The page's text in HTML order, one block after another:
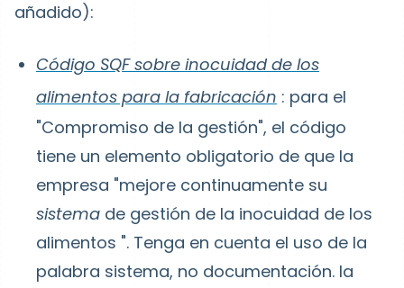
añadido):
Código SQF sobre inocuidad de los
alimentos para la fabricación : para el
"Compromiso de la gestión", el código
tiene un elemento obligatorio de que la
empresa "mejore continuamente su
sistema de gestión de la inocuidad de los
alimentos ". Tenga en cuenta el uso de la
palabra sistema, no documentación. la